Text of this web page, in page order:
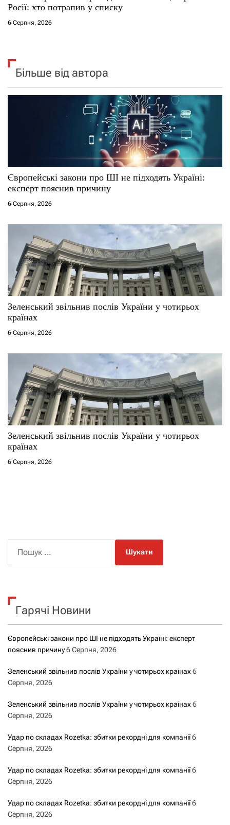
Росії: хто потрапив у списку
6 Серпня, 2026
Більше від автора
Європейські закони про ШІ не підходять Україні:
експерт пояснив причину
6 Серпня, 2026
Зеленський звільнив послів України у чотирьох
країнах
6 Серпня, 2026
Зеленський звільнив послів України у чотирьох
країнах
6 Серпня, 2026
к
Гарячі Новини
Європейські закони про ШІ не підходять Україні: експерт
пояснив причину6 Серпня, 2026
Зеленський звільнив послів України у чотирьох країнах6
Серпня, 2026
Зеленський звільнив послів України у чотирьох країнах6
Серпня, 2026
Удар по складах Rozetka: збитки рекордні для компанії6
Серпня, 2026
Удар по складах Rozetka: збитки рекордні для компанії6
Серпня, 2026
Удар по складах Rozetka: збитки рекордні для компанії6
Серпня, 2026